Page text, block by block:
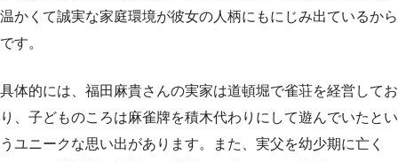
温かくて誠実な家庭環境が彼女の人柄にもにじみ出ているから
です。
具体的には、福田麻貴さんの実家は道頓堀で雀荘を経営してお
り、子どものころは麻雀牌を積木代わりにして遊んでいたとい
うユニークな思い出があります。また、実父を幼少期に亡く